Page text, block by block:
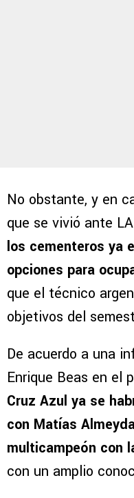
No obstante, y en
que se vivió ante
los cementeros ya
opciones para
que el técnico
objetivos del
De acuerdo a una
Enrique Beas en el
Cruz Azul ya se
con Matías
multicampeón con
con un amplio